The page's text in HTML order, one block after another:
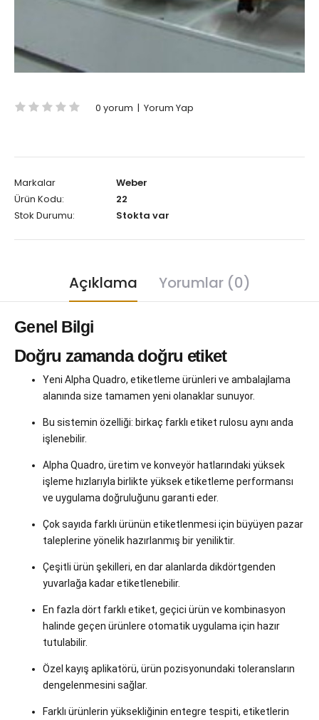
0 yorum | Yorum Yap
Markalar
Weber
Ürün Kodu:
22
Stok Durumu:
Stokta var
Açıklama Yorumlar (0)
Genel Bilgi
Doğru zamanda doğru etiket
Yeni Alpha Quadro, etiketleme ürünleri ve ambalajlama
alanında size tamamen yeni olanaklar sunuyor.
Bu sistemin özelliği: birkaç farklı etiket rulosu aynı anda
işlenebilir.
Alpha Quadro, üretim ve konveyör hatlarındaki yüksek
işleme hızlarıyla birlikte yüksek etiketleme performansı
ve uygulama doğruluğunu garanti eder.
Çok sayıda farklı ürünün etiketlenmesi için büyüyen pazar
taleplerine yönelik hazırlanmış bir yeniliktir.
Çeşitli ürün şekilleri, en dar alanlarda dikdörtgenden
yuvarlağa kadar etiketlenebilir.
En fazla dört farklı etiket, geçici ürün ve kombinasyon
halinde geçen ürünlere otomatik uygulama için hazır
tutulabilir.
Özel kayış aplikatörü, ürün pozisyonundaki toleransların
dengelenmesini sağlar.
Farklı ürünlerin yüksekliğinin entegre tespiti, etiketlerin